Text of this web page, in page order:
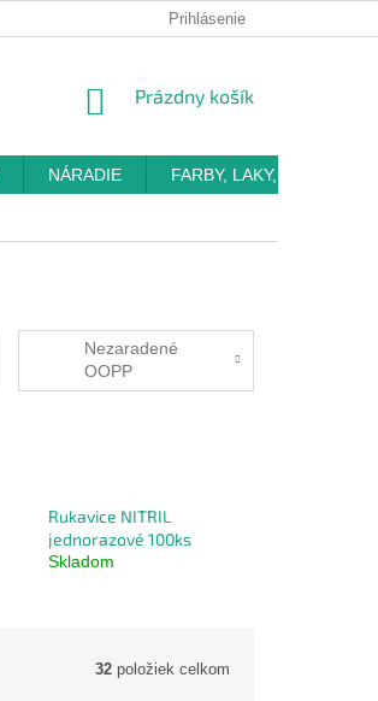
Prihlásenie
NÁKUPNÝ
Prázdny košík
NÁRADIE FARBY, LAKY, OMIETKY
Nezaradené
OOPP
Rukavice NITRIL
jednorazové 100ks
Skladom
32 položiek celkom